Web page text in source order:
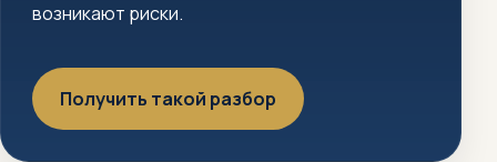
возникают риски.
Получить такой разбор